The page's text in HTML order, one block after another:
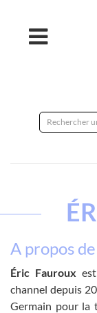
A propos
Éric Fauroux
channel depuis
Germain pour la